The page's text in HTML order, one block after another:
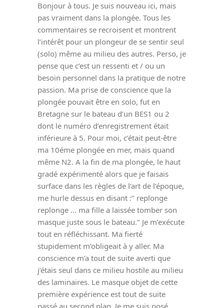
Bonjour à tous. Je suis nouveau ici, mais
pas vraiment dans la plongée. Tous les
commentaires se recroisent et montrent
l’intérêt pour un plongeur de se sentir seul
(solo) même au milieu des autres. Perso, je
pense que c’est un ressenti et / ou un
besoin personnel dans la pratique de notre
passion. Ma prise de conscience que la
plongée pouvait être en solo, fut en
Bretagne sur le bateau d’un BES1 ou 2
dont le numéro d’enregistrement était
inférieure à 5. Pour moi, c’était peut-être
ma 10éme plongée en mer, mais quand
même N2. A la fin de ma plongée, le haut
gradé expérimenté alors que je faisais
surface dans les règles de l’art de l’époque,
me hurle dessus en disant :’’ replonge
replonge … ma fille a laissée tomber son
masque juste sous le bateau.’’ Je m’exécute
tout en réfléchissant. Ma fierté
stupidement m’obligeait à y aller. Ma
conscience m’a tout de suite averti que
j’étais seul dans ce milieu hostile au milieu
des laminaires. Le masque objet de cette
première expérience est tout de suite